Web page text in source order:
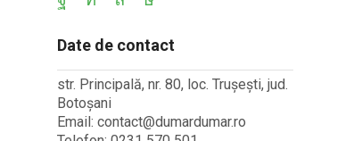
Date de contact
str. Principală, nr. 80, loc. Trușești, jud.
Botoșani
Email: contact@dumardumar.ro